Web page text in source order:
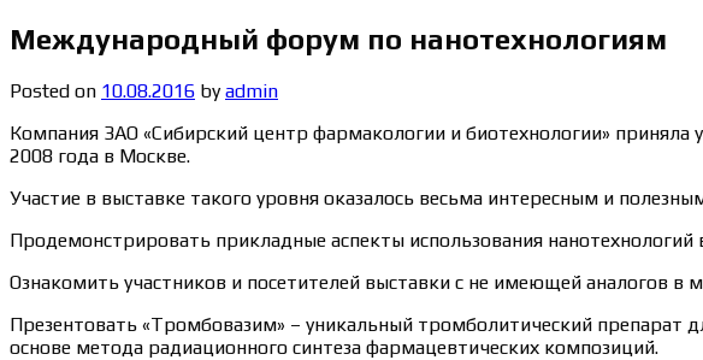
Международный форум по нанотехнологиям
Posted on 10.08.2016 byadmin
Компания ЗАО «Сибирский центр фармакологии и биотехнологии»
2008 года в Москве.
Участие в выставке такого уровня оказалось весьма интересным и
Продемонстрировать прикладные аспекты использования
Ознакомить участников и посетителей выставки с не имеющей аналогов в
Презентовать «Тромбовазим» – уникальный тромболитический препарат
основе метода радиационного синтеза фармацевтических композиций.